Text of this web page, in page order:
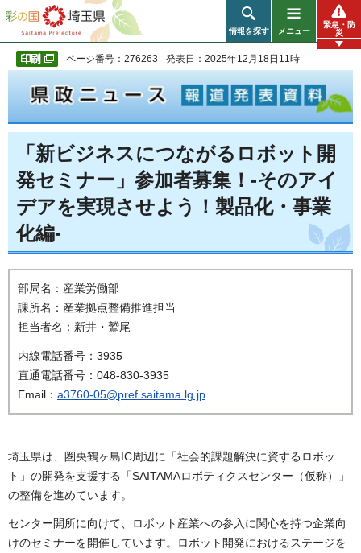
彩の国 埼玉県
情報を探す メニュー
緊急・防
災
ページ番号：276263 発表日：2025年12月18日11時
「新ビジネスにつながるロボット開
発セミナー」参加者募集！-そのアイ
デアを実現させよう！製品化・事業
化編-
部局名：産業労働部
課所名：産業拠点整備推進担当
担当者名：新井・鷲尾
内線電話番号：3935
直通電話番号：048-830-3935
Email： a3760-05@pref.saitama.lg.jp
埼玉県は、圏央鶴ヶ島IC周辺に「社会的課題解決に資するロボッ
ト」の開発を支援する「SAITAMAロボティクスセンター（仮称）」
の整備を進めています。
センター開所に向けて、ロボット産業への参入に関心を持つ企業向
けのセミナーを開催しています。ロボット開発におけるステージを